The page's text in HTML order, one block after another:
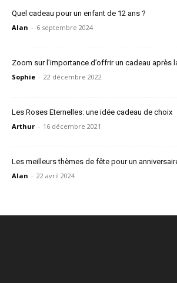
Quel cadeau pour un enfant de 12 ans ?
Alan - 6 septembre 2024
Zoom sur l’importance d’offrir un cadeau après
Sophie - 22 décembre 2022
Les Roses Eternelles: une idée cadeau de choix
Arthur - 16 décembre 2021
Les meilleurs thèmes de fête pour un
Alan - 22 avril 2024